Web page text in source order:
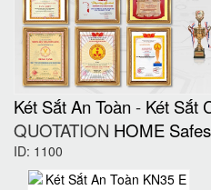
Két Sắt An Toàn - Két Sắt
QUOTATION HOME Safes
ID: 1100